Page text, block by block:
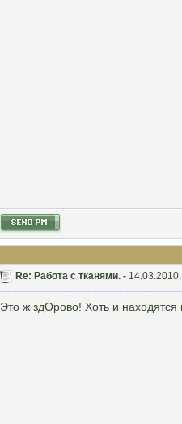
Re: Работа с тканями. -
Это ж здОрово! Хоть и